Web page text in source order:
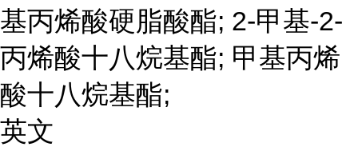
基丙烯酸硬脂酸酯; 2-甲基-2-
丙烯酸十八烷基酯; 甲基丙烯
酸十八烷基酯;
英文